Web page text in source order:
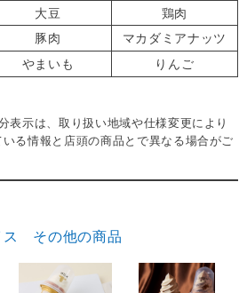
大豆
鶏肉
豚肉
マカダミアナッツ
やまいも
りんご
表示は、取り扱い地域や仕様変更により
る情報と店頭の商品とで異なる場合がご
ス その他の商品